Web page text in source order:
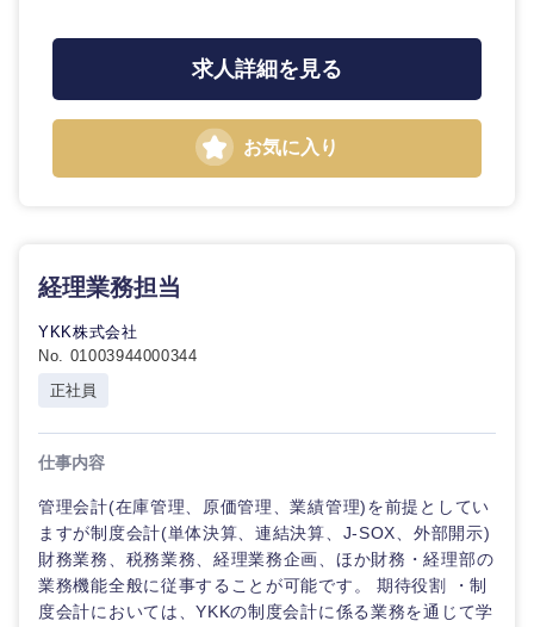
長崎県
大分県
求人詳細を見る
お気に入り
経理業務担当
YKK株式会社
No. 01003944000344
正社員
仕事内容
管理会計(在庫管理、原価管理、業績管理)を前提としてい
ますが制度会計(単体決算、連結決算、J-SOX、外部開示)
財務業務、税務業務、経理業務企画、ほか財務・経理部の
業務機能全般に従事することが可能です。 期待役割 ・制
度会計においては、YKKの制度会計に係る業務を通じて学